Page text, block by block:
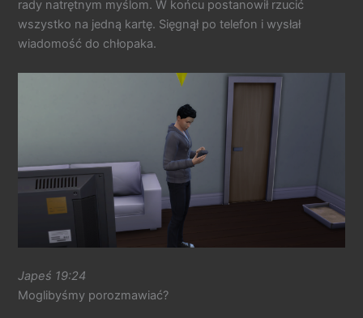
rady natrętnym myślom. W końcu postanowił rzucić
wszystko na jedną kartę. Sięgnął po telefon i wysłał
wiadomość do chłopaka.
Japeś 19:24
Moglibyśmy porozmawiać?